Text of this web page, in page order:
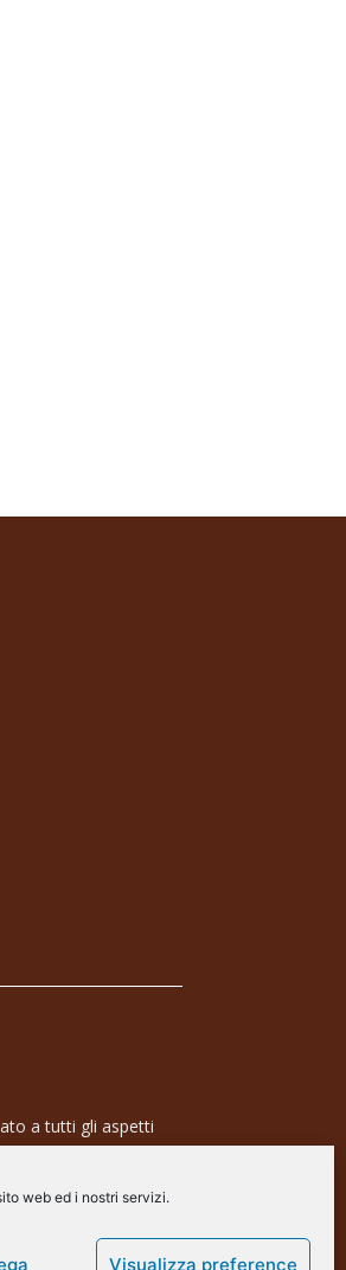
web ed i nostri servizi.
Visualizza preference
a tutti gli aspetti
dei semiconduttori,
prodotti,